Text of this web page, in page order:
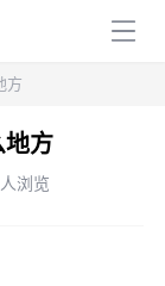
方
地方
浏览